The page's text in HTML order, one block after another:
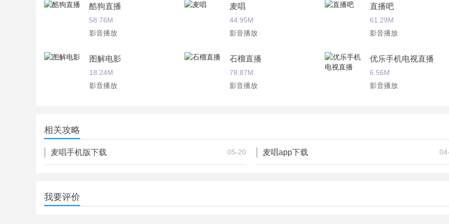
酷狗直播
58.76M
影音播放
麦唱
44.95M
影音播放
直播吧
61.29M
影音播放
图解电影
18.24M
影音播放
石榴直播
78.87M
影音播放
优乐手机电视直播
6.56M
影音播放
影音播放
影音播放
影音播放
相关攻略
麦唱手机版下载 05-20 麦唱app下载
我要评价